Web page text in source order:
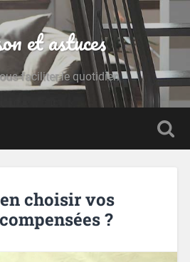
et astuces
faciliter le quotidien
choisir vos
?